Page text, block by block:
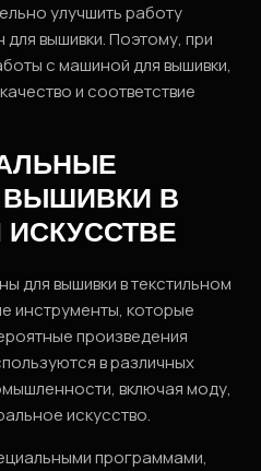
улучшить работу
вышивки. Поэтому, при
с машиной для вышивки,
и соответствие
В
для вышивки в текстильном
инструменты, которые
произведения
в различных
включая моду,
искусство.
программами,